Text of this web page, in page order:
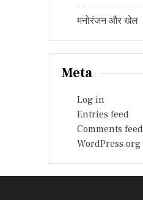
मनोरंजन और खेल
Meta
Log in
Entries feed
Comments feed
WordPress.org